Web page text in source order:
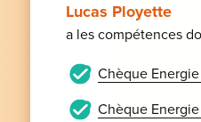
Lucas Ployette
a les compétences
Chèque
Chèque